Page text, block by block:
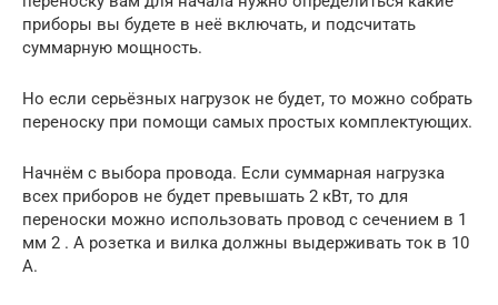
приборы вы будете в неё включать, и подсчитать
суммарную мощность.
Но если серьёзных нагрузок не будет, то можно собрать
переноску при помощи самых простых комплектующих.
Начнём с выбора провода. Если суммарная нагрузка
всех приборов не будет превышать 2 кВт, то для
переноски можно использовать провод с сечением в 1
мм 2 . А розетка и вилка должны выдерживать ток в 10
А.